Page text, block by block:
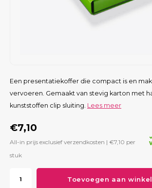
Een presentatiekoffer die compact is en
vervoeren. Gemaakt van stevig karton met
kunststoffen clip sluiting. Lees meer
€7,10
All-in prijs exclusief verzendkosten | €7,10 per
stuk
Toevoegen aan